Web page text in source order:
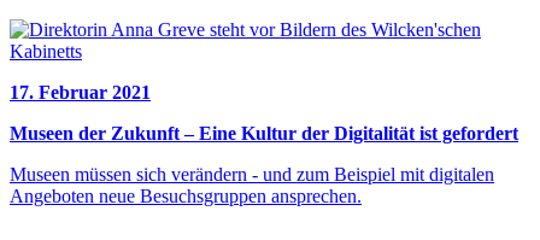
17. Februar 2021
Museen der Zukunft – Eine Kultur der Digitalität ist gefordert
Museen müssen sich verändern - und zum Beispiel mit digitalen
Angeboten neue Besuchsgruppen ansprechen.